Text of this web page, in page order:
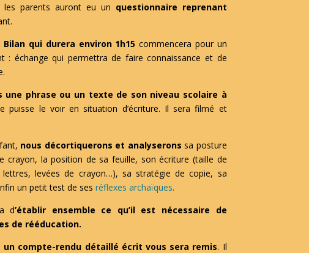
les parents auront eu un questionnaire reprenant
Bilan qui durera environ 1h15 commencera pour un
: échange qui permettra de faire connaissance et de
une phrase ou un texte de son niveau scolaire à
puisse le voir en situation d’écriture. Il sera filmé et
nous décortiquerons et analyserons sa posture
crayon, la position de sa feuille, son écriture (taille de
lettres, levées de crayon…), sa stratégie de copie, sa
un petit test de ses réflexes archaïques.
d’établir ensemble ce qu’il est nécessaire de
de rééducation.
un compte-rendu détaillé écrit vous sera remis. Il